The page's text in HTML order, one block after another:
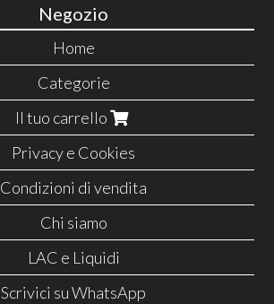
Negozio
Home
Categorie
Il tuo carrello
Privacy e Cookies
Condizioni di vendita
Chi siamo
LAC e Liquidi
Scrivici su WhatsApp